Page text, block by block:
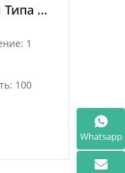
Трансформаторы Типа Пьедесталь В Американском Стиле
1
100
Whatsapp